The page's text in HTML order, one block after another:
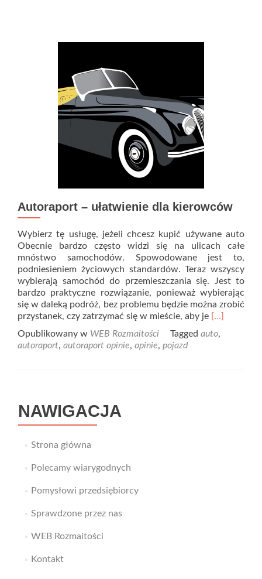
Autoraport – ułatwienie dla kierowców
Wybierz tę usługę, jeżeli chcesz kupić używane auto
Obecnie bardzo często widzi się na ulicach całe
mnóstwo samochodów. Spowodowane jest to,
podniesieniem życiowych standardów. Teraz wszyscy
wybierają samochód do przemieszczania się. Jest to
bardzo praktyczne rozwiązanie, ponieważ wybierając
się w daleką podróż, bez problemu będzie można zrobić
przystanek, czy zatrzymać się w mieście, aby je Read
about
[…]
Opublikowany w WEB Rozmaitości Tagged auto,
autoraport, autoraport opinie, opinie, pojazd
NAWIGACJA
Strona główna
Polecamy wiarygodnych
Pomysłowi przedsiębiorcy
Sprawdzone przez nas
WEB Rozmaitości
Kontakt